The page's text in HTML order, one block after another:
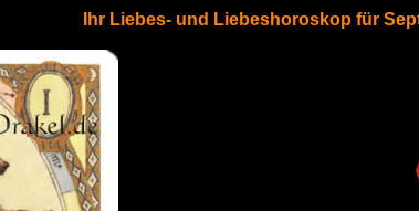
Ihr Liebes- und Liebeshoroskop für